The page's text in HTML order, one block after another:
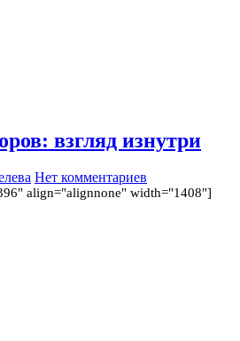
взгляд изнутри
Нет комментариев
align="alignnone" width="1408"]